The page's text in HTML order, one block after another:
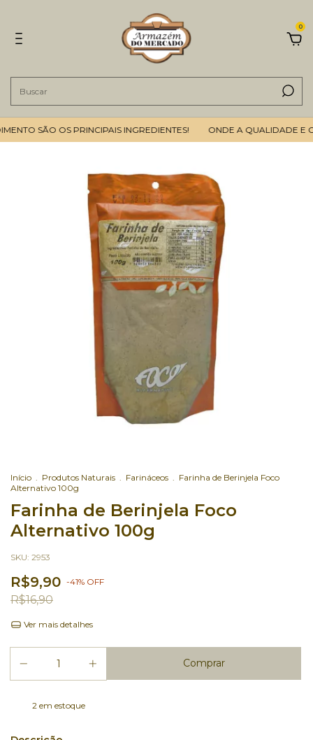
0
SÃO OS PRINCIPAIS INGREDIENTES! ONDE A QUALIDADE E O
Início . Produtos Naturais . Farináceos . Farinha de Berinjela Foco
Alternativo 100g
Farinha de Berinjela Foco
Alternativo 100g
SKU: 2953
R$9,90 -41% OFF
R$16,90
Ver mais detalhes
2em estoque